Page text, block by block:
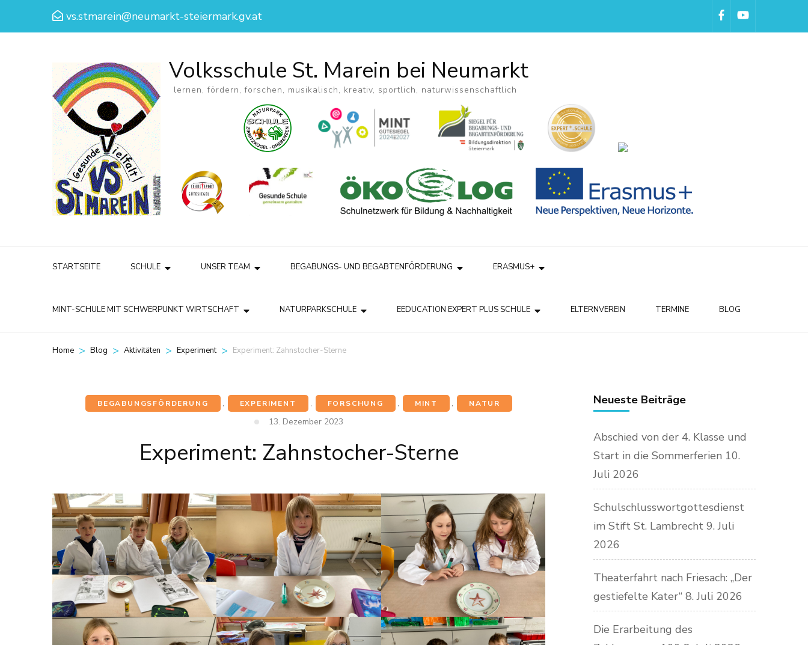
vs.stmarein@neumarkt-steiermark.gv.at
Volksschule St. Marein bei Neumarkt
lernen, fördern, forschen, musikalisch, kreativ, sportlich, naturwissenschaftlich
STARTSEITE SCHULE UNSER TEAM BEGABUNGS- UND BEGABTENFÖRDERUNG ERASMUS+
MINT-SCHULE MIT SCHWERPUNKT WIRTSCHAFT NATURPARKSCHULE EEDUCATION EXPERT PLUS SCHULE ELTERNVEREIN TERMINE BLOG
Home > Blog > Aktivitäten > Experiment > Experiment: Zahnstocher-Sterne
BEGABUNGSFÖRDERUNG , EXPERIMENT , FORSCHUNG , MINT , NATUR
13. Dezember 2023
Experiment: Zahnstocher-Sterne
Neueste Beiträge
Abschied von der 4. Klasse und
Start in die Sommerferien 10.
Juli 2026
Schulschlusswortgottesdienst
im Stift St. Lambrecht 9. Juli
2026
Theaterfahrt nach Friesach: „Der
gestiefelte Kater“ 8. Juli 2026
Die Erarbeitung des